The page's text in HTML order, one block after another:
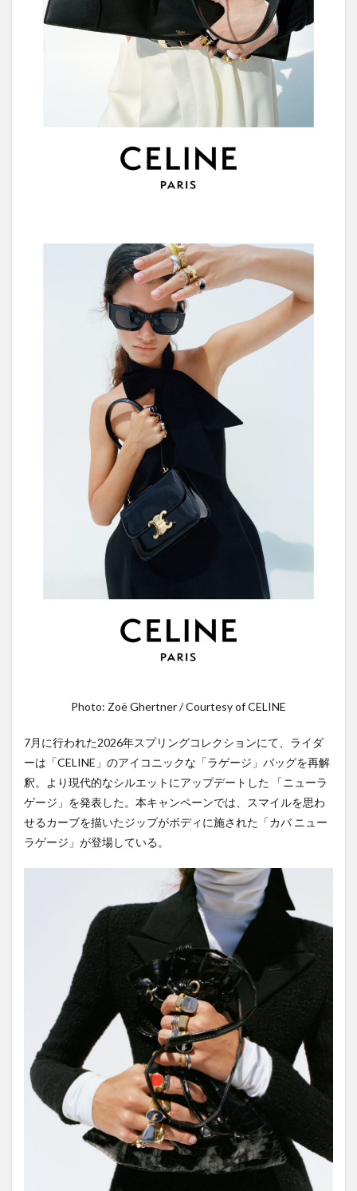
Photo: Zoë Ghertner / Courtesy of CELINE
7月に行われた2026年スプリングコレクションにて、ライダ
ーは「CELINE」のアイコニックな「ラゲージ」バッグを再解
釈。より現代的なシルエットにアップデートした 「ニューラ
ゲージ」を発表した。本キャンペーンでは、スマイルを思わ
せるカーブを描いたジップがボディに施された「カバ ニュー
ラゲージ」が登場している。